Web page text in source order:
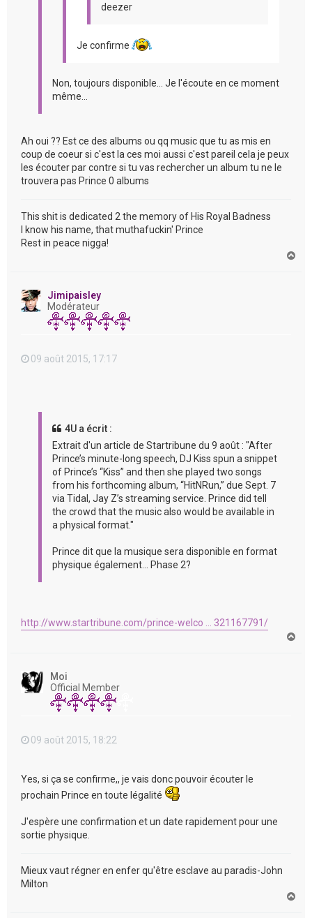
deezer
Je confirme
Non, toujours disponible... Je l'écoute en ce moment
même...
Ah oui ?? Est ce des albums ou qq music que tu as mis en
coup de coeur si c'est la ces moi aussi c'est pareil cela je peux
les écouter par contre si tu vas rechercher un album tu ne le
trouvera pas Prince 0 albums
This shit is dedicated 2 the memory of His Royal Badness
I know his name, that muthafuckin' Prince
Rest in peace nigga!
Jimipaisley
Modérateur
09 août 2015, 17:17
4U a écrit :
Extrait d'un article de Startribune du 9 août : "After
Prince’s minute-long speech, DJ Kiss spun a snippet
of Prince’s “Kiss” and then she played two songs
from his forthcoming album, “HitNRun,” due Sept. 7
via Tidal, Jay Z’s streaming service. Prince did tell
the crowd that the music also would be available in
a physical format."
Prince dit que la musique sera disponible en format
physique également... Phase 2?
http://www.startribune.com/prince-welco ... 321167791/
Moi
Official Member
09 août 2015, 18:22
Yes, si ça se confirme,, je vais donc pouvoir écouter le
prochain Prince en toute légalité
J'espère une confirmation et un date rapidement pour une
sortie physique.
Mieux vaut régner en enfer qu'être esclave au paradis-John
Milton